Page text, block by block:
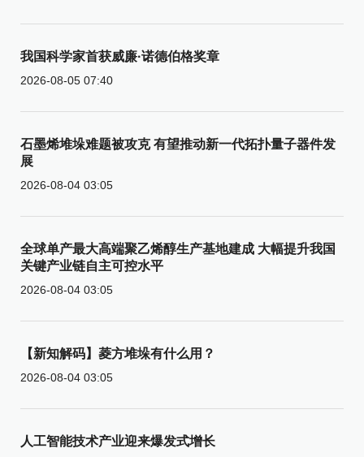
我国科学家首获威廉·诺德伯格奖章
2026-08-05 07:40
石墨烯堆垛难题被攻克 有望推动新一代拓扑量子器件发
展
2026-08-04 03:05
全球单产最大高端聚乙烯醇生产基地建成 大幅提升我国
关键产业链自主可控水平
2026-08-04 03:05
【新知解码】菱方堆垛有什么用？
2026-08-04 03:05
人工智能技术产业迎来爆发式增长